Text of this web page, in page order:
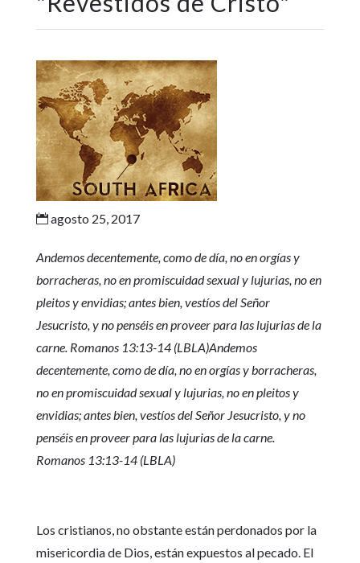
agosto 25, 2017
Andemos decentemente, como de día, no en orgías y
borracheras, no en promiscuidad sexual y lujurias, no en
pleitos y envidias; antes bien, vestíos del Señor
Jesucristo, y no penséis en proveer para las lujurias de la
carne. Romanos 13:13-14 (LBLA)Andemos
decentemente, como de día, no en orgías y borracheras,
no en promiscuidad sexual y lujurias, no en pleitos y
envidias; antes bien, vestíos del Señor Jesucristo, y no
penséis en proveer para las lujurias de la carne.
Romanos 13:13-14 (LBLA)
Los cristianos, no obstante están perdonados por la
misericordia de Dios, están expuestos al pecado. El